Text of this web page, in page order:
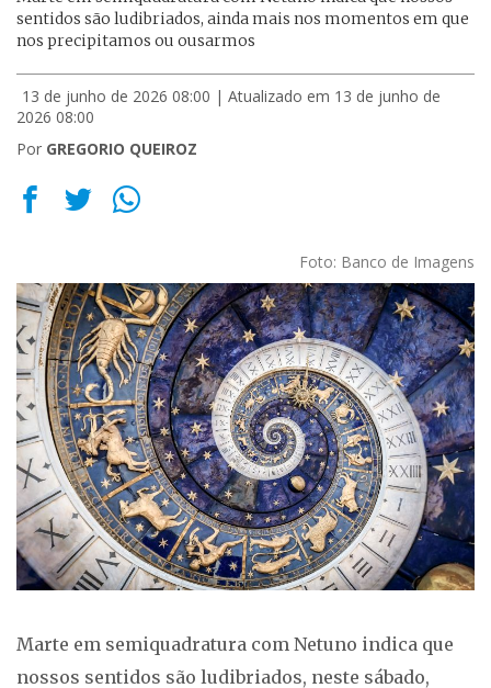
sentidos são ludibriados, ainda mais nos momentos em que
nos precipitamos ou ousarmos
13 de junho de 2026 08:00 | Atualizado em 13 de junho de
2026 08:00
Por GREGORIO QUEIROZ
Foto: Banco de Imagens
Marte em semiquadratura com Netuno indica que
nossos sentidos são ludibriados, neste sábado,